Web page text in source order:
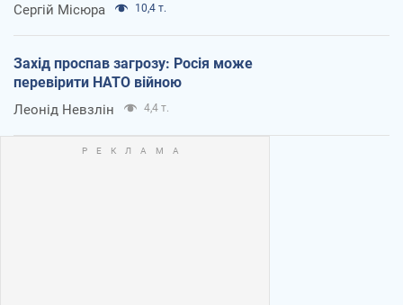
Сергій Місюра 10,4 т.
Захід проспав загрозу: Росія може
перевірити НАТО війною
Леонід Невзлін 4,4 т.